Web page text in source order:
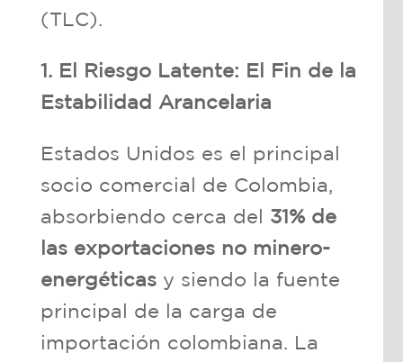
(TLC).
1. El Riesgo Latente: El Fin de la
Estabilidad Arancelaria
Estados Unidos es el principal
socio comercial de Colombia,
absorbiendo cerca del 31% de
las exportaciones no minero-
energéticasy siendo la fuente
principal de la carga de
importación colombiana. La